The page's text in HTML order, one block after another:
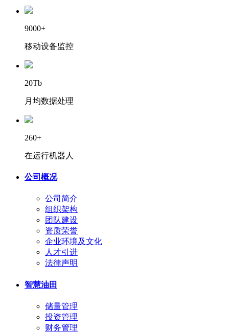
9000+
移动设备监控
20Tb
月均数据处理
260+
在运行机器人
公司概况
公司简介
组织架构
团队建设
资质荣誉
企业环境及文化
人才引进
法律声明
智慧油田
储量管理
投资管理
财务管理